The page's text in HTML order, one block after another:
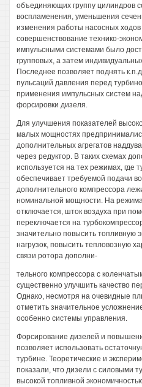
объединяющих группу цилиндров
воспламенения, уменьшения
изменения работы насосных
совершенствование технико-
импульсными системами было
групповых, а затем
Последнее позволяет поднять
пульсаций давления перед
применения импульсных систем
форсировки дизеля.
Для улучшения показателей
малых мощностях
дополнительных агрегатов
через редуктор. В таких схемах
используется на тех режимах, где
обеспечивает требуемой подачи
дополнительного компрессора
номинальной мощности. На
отключается, шток воздуха при
переключается на
значительно повысить топливную
нагрузок, повысить тепловозную
связи ротора дополни-
тельного компрессора с
существенно улучшить качество
Однако, несмотря на очевидные
отметить значительное
особенно системы управления.
Форсирование дизелей и
позволяет использовать
турбине. Теоретические и
показали, что дизели с силовыми
высокой топливной